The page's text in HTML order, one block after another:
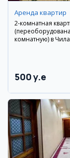
Аренда квартир
2-комнатная
комнатную) в
500 y.e